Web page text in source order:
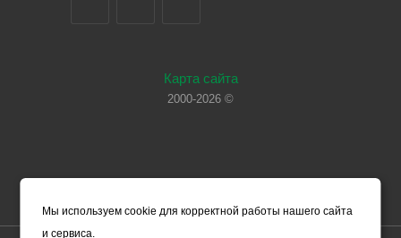
Карта сайта
2000-2026 ©
Мы используем cookie для корректной работы нашего сайта
и сервиса.